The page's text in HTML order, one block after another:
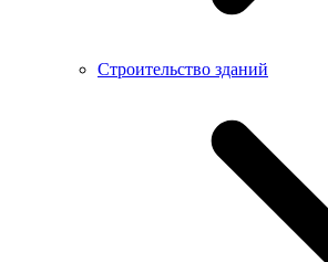
Строительство зданий